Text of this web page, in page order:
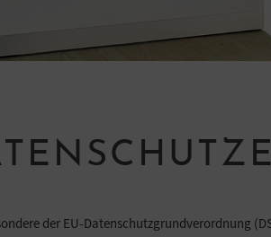
der EU-Datenschutzgrundverordnung